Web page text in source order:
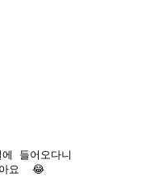
들어오다니
요  😂